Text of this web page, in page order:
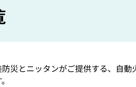
災とニッタンがご提供する、自